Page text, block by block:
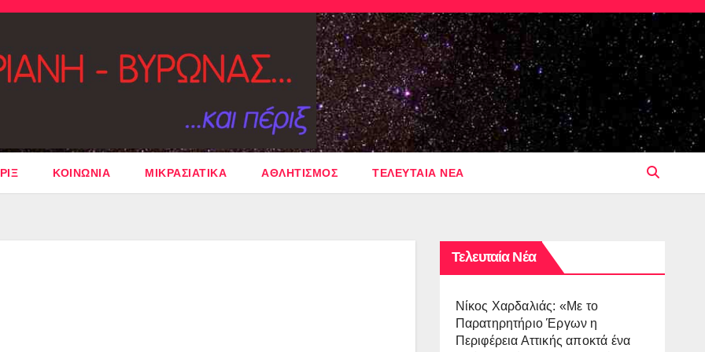
ΚΟΙΝΩΝΙΑ ΜΙΚΡΑΣΙΑΤΙΚΑ ΑΘΛΗΤΙΣΜΟΣ ΤΕΛΕΥΤΑΙΑ ΝΕΑ
Τελευταία Νέα
Νίκος Χαρδαλιάς: «Με το
Παρατηρητήριο Έργων η
Περιφέρεια Αττικής αποκτά ένα